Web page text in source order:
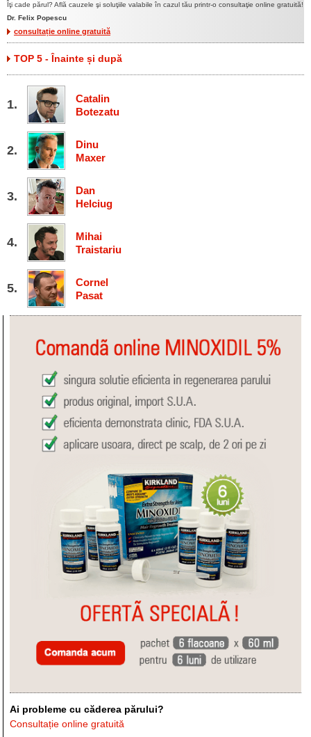
Îţi cade părul? Află cauzele şi soluţiile valabile în cazul tău printr-o consultaţie online gratuită!
Dr. Felix Popescu
consultație online gratuită
TOP 5 - Înainte și după
Catalin
Botezatu
Dinu
Maxer
Dan
Helciug
Mihai
Traistariu
Cornel
Pasat
Ai probleme cu căderea părului?
Consultație online gratuită